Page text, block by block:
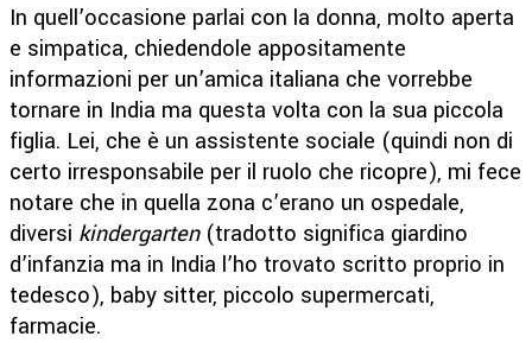
In quell’occasione parlai con la donna, molto aperta
e simpatica, chiedendole appositamente
informazioni per un’amica italiana che vorrebbe
tornare in India ma questa volta con la sua piccola
figlia. Lei, che è un assistente sociale (quindi non di
certo irresponsabile per il ruolo che ricopre), mi fece
notare che in quella zona c’erano un ospedale,
diversi kindergarten(tradotto significa giardino
d’infanzia ma in India l’ho trovato scritto proprio in
tedesco), baby sitter, piccolo supermercati,
farmacie.